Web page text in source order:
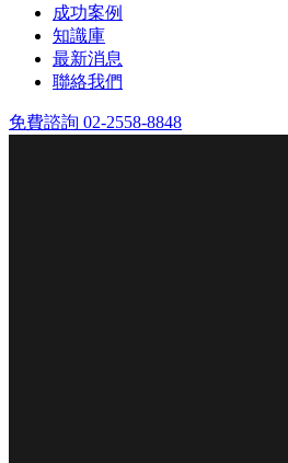
成功案例
知識庫
最新消息
聯絡我們
免費諮詢 02-2558-8848